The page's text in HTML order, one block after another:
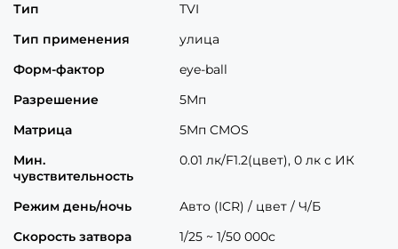
Тип
TVI
Тип применения
улица
Форм-фактор
eye-ball
Разрешение
5Мп
Матрица
5Мп CMOS
Мин.
чувствительность
0.01 лк/F1.2(цвет), 0 лк с ИК
Режим день/ночь
Авто (ICR) / цвет / Ч/Б
Скорость затвора
1/25 ~ 1/50 000с